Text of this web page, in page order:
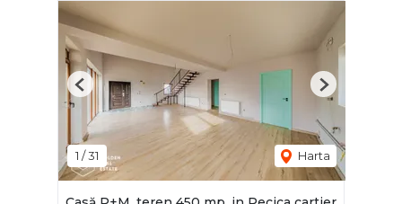
1 /31 Harta
Previous Next